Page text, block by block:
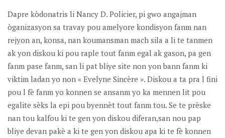
Dapre kòdonatris li Nancy D. Policier, pi gwo angajman
òganizasyon sa travay pou amelyore kondisyon fanm nan
rejyon an, konsa, nan koumansman mach sila a li te tanmen
ak yon diskou ki pou raple tout fanm egal ak gason, pa gen
fanm pase fanm, san li pat bliye site non yon bann fanm ki
viktim ladan yo non « Evelyne Sincère ». Diskou a ta pra l fini
pou l fè fanm yo konnen se ansanm yo ka mennen lit pou
egalite sèks la epi pou byennèt tout fanm tou. Se te prèske
nan tou kalfou ki te gen yon diskou diferan,san nou pap
bliye devan pakè a ki te gen yon diskou apa ki te fè konnen